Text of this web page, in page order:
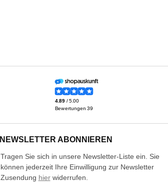
NEWSLETTER ABONNIEREN
Tragen Sie sich in unsere Newsletter-Liste ein. Sie
können jederzeit Ihre Einwilligung zur Newsletter
Zusendung hierwiderrufen.